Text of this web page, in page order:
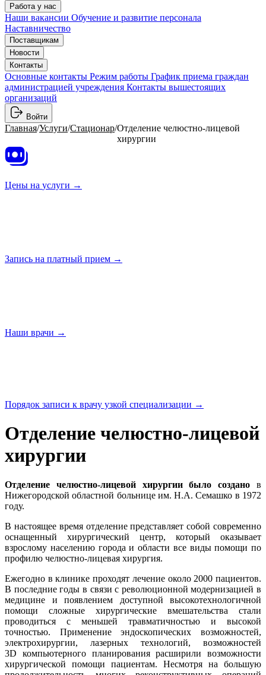
Работа у нас
Наши вакансии Обучение и развитие персонала
Наставничество
Поставщикам
Новости
Контакты
Основные контакты Режим работы График приема граждан
администрацией учреждения Контакты вышестоящих
организаций
Войти
Главная/Услуги/Стационар/Отделение челюстно-лицевой
хирургии
Цены на услуги →
Запись на платный прием →
Наши врачи →
Порядок записи к врачу узкой специализации →
Отделение челюстно-лицевой
хирургии
Отделение челюстно-лицевой хирургии было создано в
Нижегородской областной больнице им. Н.А. Семашко в 1972
году.
В настоящее время отделение представляет собой современно
оснащенный хирургический центр, который оказывает
взрослому населению города и области все виды помощи по
профилю челюстно-лицевая хирургия.
Ежегодно в клинике проходят лечение около 2000 пациентов.
В последние годы в связи с революционной модернизацией в
медицине и появлением доступной высокотехнологичной
помощи сложные хирургические вмешательства стали
проводиться с меньшей травматичностью и высокой
точностью. Применение эндоскопических возможностей,
электрохирургии, лазерных технологий, возможностей
3D компьютерного планирования расширили возможности
хирургической помощи пациентам. Несмотря на большую